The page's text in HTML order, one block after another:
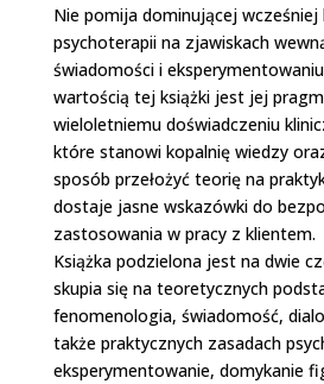
Nie pomija dominującej
psychoterapii na zjawiskach
świadomości i
wartością tej książki jest jej
wieloletniemu doświadczeniu
które stanowi kopalnię wiedzy
sposób przełożyć teorię na
dostaje jasne wskazówki do
zastosowania w pracy z klientem.
Książka podzielona jest na dwie
skupia się na teoretycznych
fenomenologia, świadomość,
także praktycznych zasadach
eksperymentowanie, domykanie